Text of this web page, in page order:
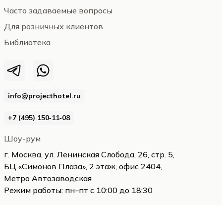
info@projecthotel.ru
+7 (495) 150‑11‑08
Шоу-рум
г. Москва, ул. Ленинская Слобода, 26, стр. 5,
БЦ «Симонов Плаза», 2 этаж, офис 2404,
Метро Автозаводская
Режим работы: пн–пт с 10:00 до 18:30
Часто задаваемые вопросы
Для розничных клиентов
Библиотека